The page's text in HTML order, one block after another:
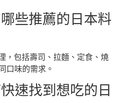
些推薦的日本料
，包括壽司、拉麵、定食、燒
口味的需求。
速找到想吃的日